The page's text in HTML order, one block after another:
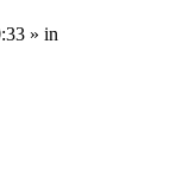
» in